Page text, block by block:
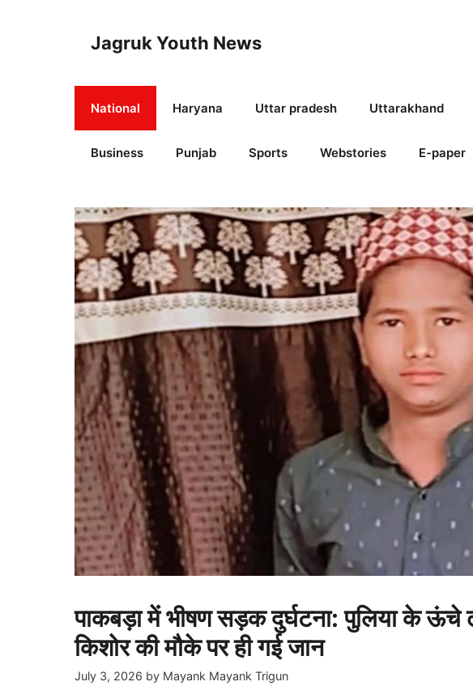
Jagruk Youth News
National Haryana Uttar pradesh Uttarakhand
Business Punjab Sports Webstories E-paper
पाकबड़ा में भीषण सड़क दुर्घटना: पुलिया के
किशोर की मौके पर ही गई जान
July 3, 2026 by Mayank Mayank Trigun